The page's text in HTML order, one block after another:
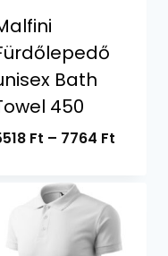
Bath
450
Ft – 7764 Ft
7764 Ft